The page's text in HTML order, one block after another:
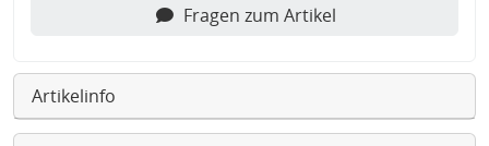
Fragen zum Artikel
Artikelinfo